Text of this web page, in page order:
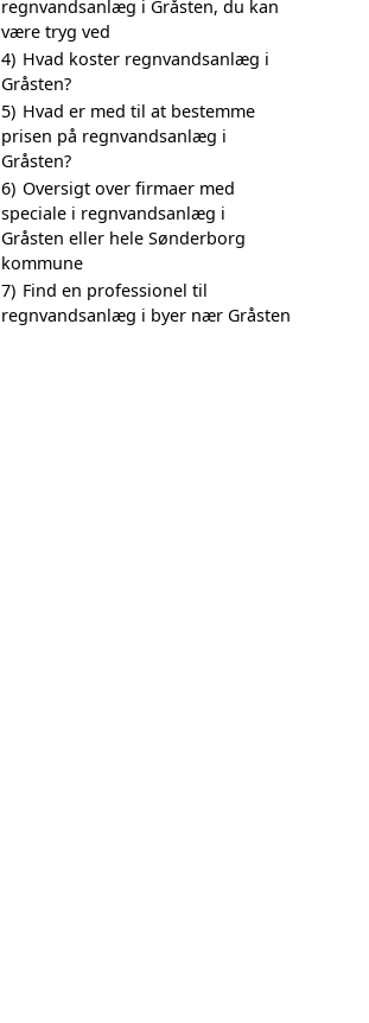
regnvandsanlæg i Gråsten, du kan
være tryg ved
4) Hvad koster regnvandsanlæg i
Gråsten?
5) Hvad er med til at bestemme
prisen på regnvandsanlæg i
Gråsten?
6) Oversigt over firmaer med
speciale i regnvandsanlæg i
Gråsten eller hele Sønderborg
kommune
7) Find en professionel til
regnvandsanlæg i byer nær Gråsten